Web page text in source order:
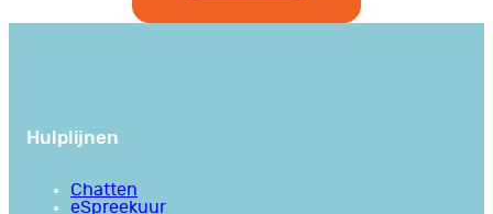
Hulplijnen
Chatten
eSpreekuur